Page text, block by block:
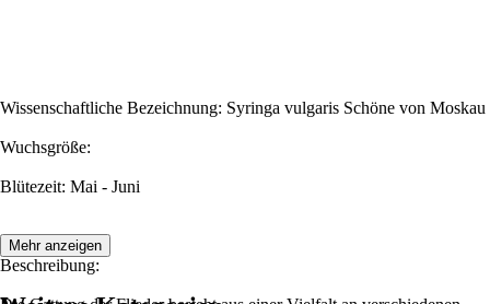
Wissenschaftliche Bezeichnung: Syringa vulgaris Schöne von Moskau
Wuchsgröße:
Blütezeit: Mai - Juni
Beschreibung:
Mehr anzeigen